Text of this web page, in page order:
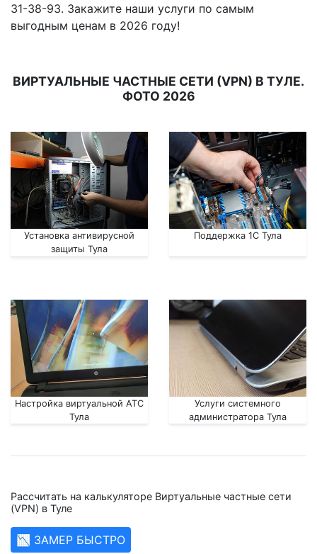
31-38-93. Закажите наши услуги по самым
выгодным ценам в 2026 году!
ВИРТУАЛЬНЫЕ ЧАСТНЫЕ СЕТИ (VPN) В ТУЛЕ.
ФОТО 2026
Установка антивирусной
защиты Тула
Поддержка 1С Тула
Настройка виртуальной АТС
Тула
Услуги системного
администратора Тула
Рассчитать на калькуляторе Виртуальные частные сети
(VPN) в Туле
📉 ЗАМЕР БЫСТРО